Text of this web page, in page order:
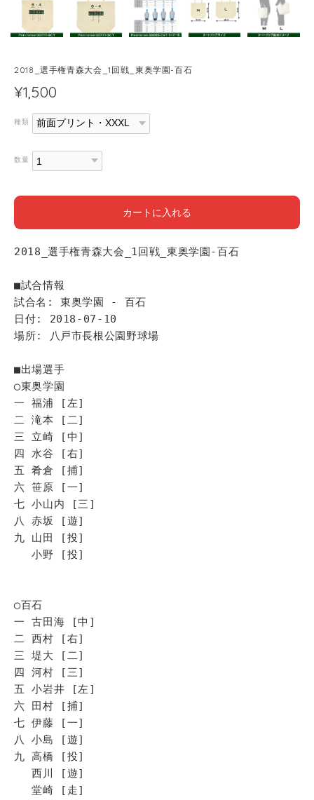
2018_選手権青森大会_1回戦_東奥学園-百石
¥1,500
種類
数量
カートに入れる
2018_選手権青森大会_1回戦_東奥学園-百石
■試合情報
試合名: 東奥学園 - 百石
日付: 2018-07-10
場所: 八戸市長根公園野球場
■出場選手
◯東奥学園
一 福浦 [左]
二 滝本 [二]
三 立崎 [中]
四 水谷 [右]
五 肴倉 [捕]
六 笹原 [一]
七 小山内 [三]
八 赤坂 [遊]
九 山田 [投]
小野 [投]
◯百石
一 古田海 [中]
二 西村 [右]
三 堤大 [二]
四 河村 [三]
五 小岩井 [左]
六 田村 [捕]
七 伊藤 [一]
八 小島 [遊]
九 高橋 [投]
西川 [遊]
堂崎 [走]